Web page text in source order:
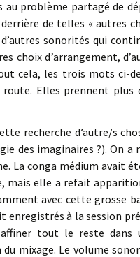
au problème partagé de
de telles « autres
sonorités qui
choix d’arrangement,
cela, les trois mots ci-
route. Elles prennent
recherche d’autre/s
des imaginaires ?). On
La conga médium avait
mais elle a refait
avec cette grosse
enregistrés à la session
tout le reste dans
mixage. Le volume